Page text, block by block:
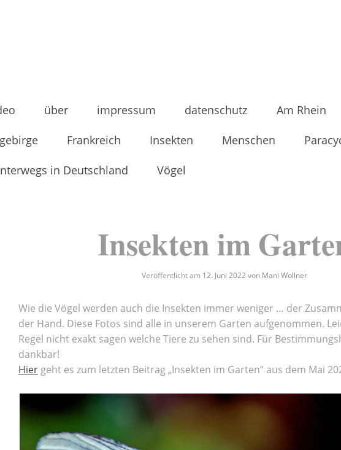
über impressum datenschutz Am Rhein
Frankreich Insekten Menschen
in Deutschland Vögel
Insekten im
Veröffentlicht am 12. Juni 2022von Mani Wollner
Wie die Vögel werden auch die Insekten immer weniger … der
der Hand. Diese Fotos sind alle in unserem Garten aufgenommen.
Regel nicht exakt sagen welche Tiere zu sehen sind. Für
dankbar!
Hier geht es zum letzten Beitrag „Insekten im Garten“ aus dem Mai